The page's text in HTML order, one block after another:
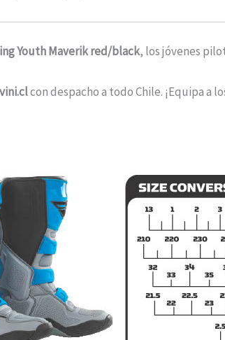
Youth Maverik red/black, los jóvenes
vini.clcon despacho a todo Chile. ¡Equipa a